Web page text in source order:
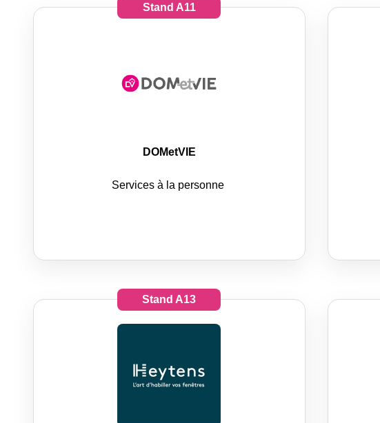
Stand A11
DOMetVIE
Services à la personne
Stand A13